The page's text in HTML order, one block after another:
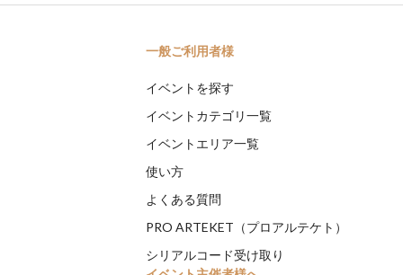
一般ご利用者様
イベントを探す
イベントカテゴリ一覧
イベントエリア一覧
使い方
よくある質問
PRO ARTEKET（プロアルテケト）
シリアルコード受け取り